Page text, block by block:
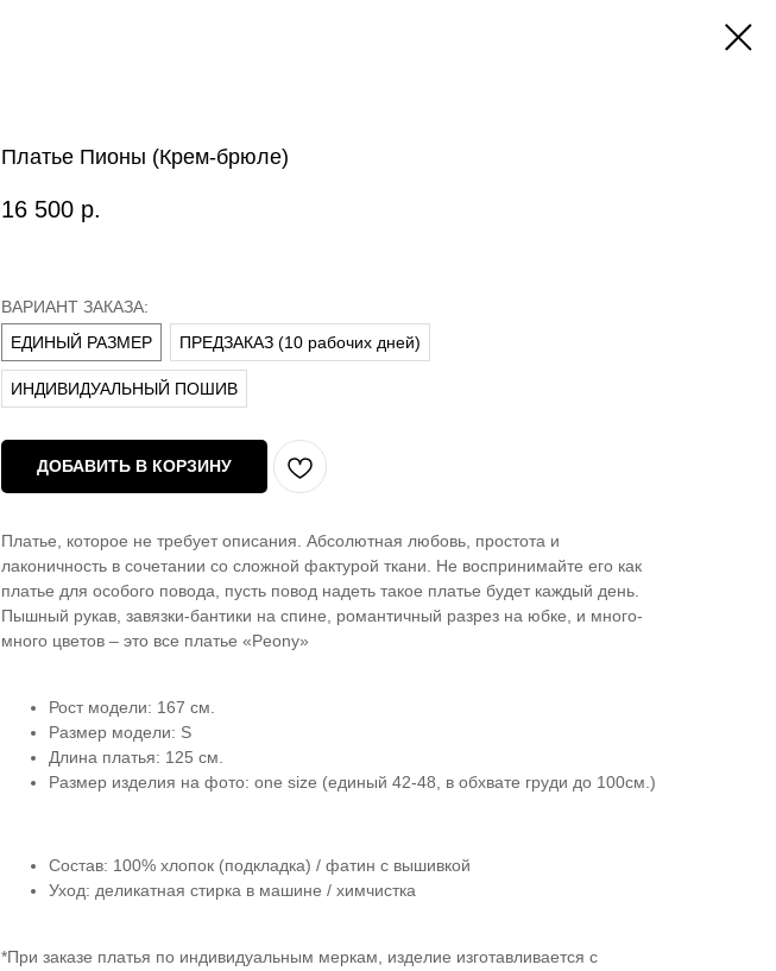
Платье Пионы (Крем-брюле)
16 500 р.
ВАРИАНТ ЗАКАЗА:
ЕДИНЫЙ РАЗМЕР
ПРЕДЗАКАЗ (10 рабочих дней)
ИНДИВИДУАЛЬНЫЙ ПОШИВ
ДОБАВИТЬ В КОРЗИНУ
Платье, которое не требует описания. Абсолютная любовь, простота и
лаконичность в сочетании со сложной фактурой ткани. Не воспринимайте его как
платье для особого повода, пусть повод надеть такое платье будет каждый день.
Пышный рукав, завязки-бантики на спине, романтичный разрез на юбке, и много-
много цветов – это все платье «‎Peony»
Рост модели: 167 см.
Размер модели: S
Длина платья: 125 см.
Размер изделия на фото: one size (единый 42-48, в обхвате груди до 100см.)
Состав: 100% хлопок (подкладка) / фатин с вышивкой
Уход: деликатная стирка в машине / химчистка
*При заказе платья по индивидуальным меркам, изделие изготавливается с